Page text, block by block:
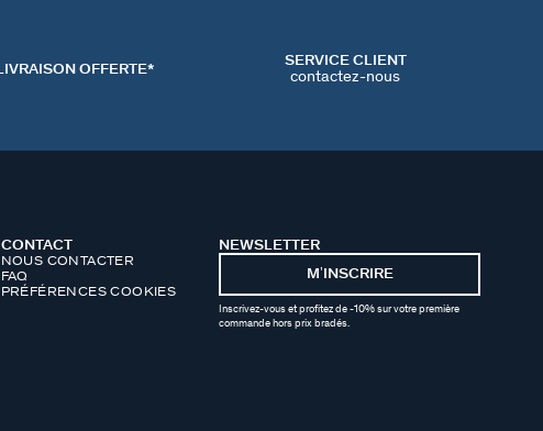
LIVRAISON OFFERTE*
SERVICE CLIENT
contactez-nous
NEWSLETTER
MʼINSCRIRE
Inscrivez-vous et profitez de -10% sur votre première
commande hors prix bradés.
CONTACT
NOUS CONTACTER
FAQ
PRÉFÉRENCES COOKIES